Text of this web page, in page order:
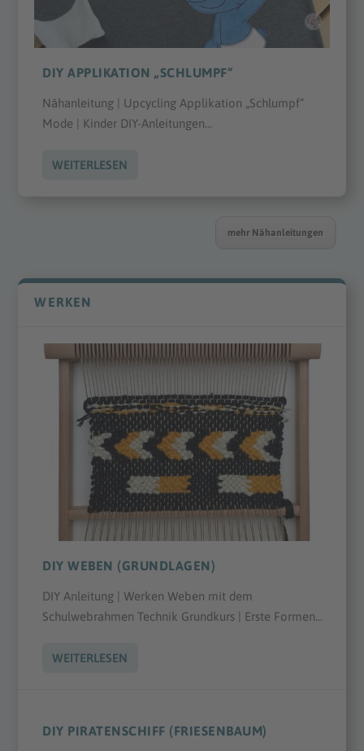
DIY APPLIKATION „SCHLUMPF“
Nähanleitung | Upcycling Applikation „Schlumpf“
Mode | Kinder DIY-Anleitungen...
WEITERLESEN
mehr Nähanleitungen
WERKEN
DIY WEBEN (GRUNDLAGEN)
DIY Anleitung | Werken Weben mit dem
Schulwebrahmen Technik Grundkurs | Erste Formen...
WEITERLESEN
DIY PIRATENSCHIFF (FRIESENBAUM)